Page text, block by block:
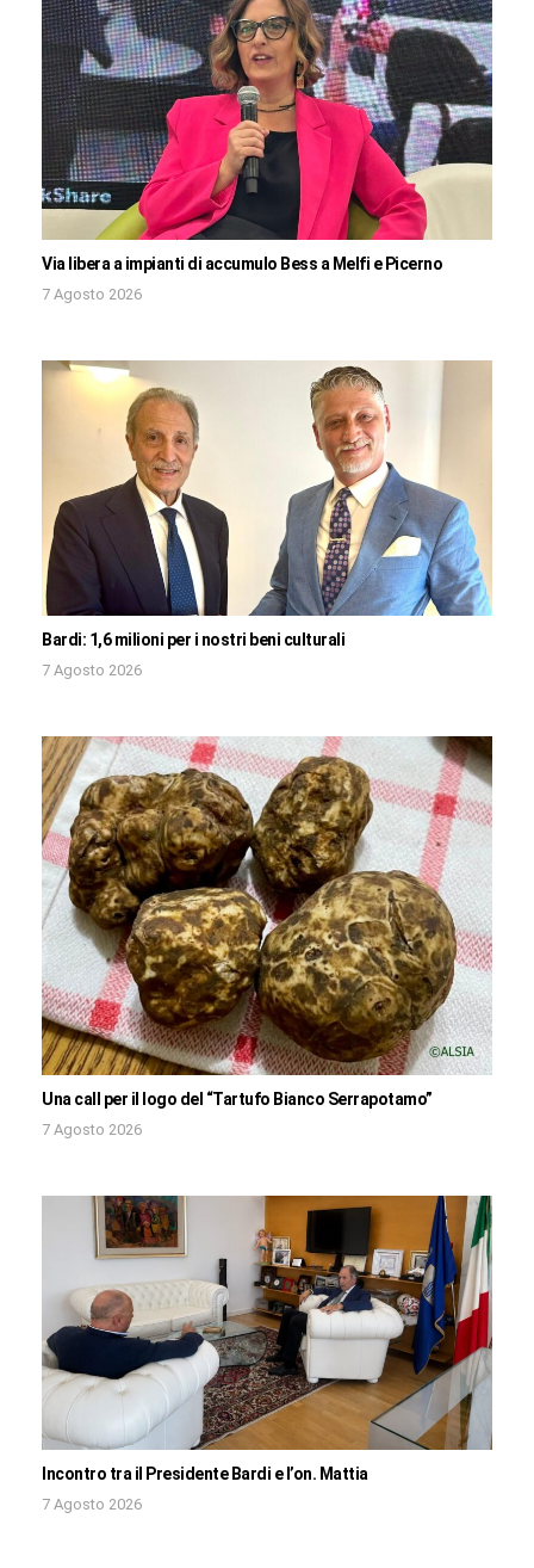
Via libera a impianti di accumulo Bess a Melfi e Picerno
7 Agosto 2026
Bardi: 1,6 milioni per i nostri beni culturali
7 Agosto 2026
Una call per il logo del “Tartufo Bianco Serrapotamo”
7 Agosto 2026
Incontro tra il Presidente Bardi e l’on. Mattia
7 Agosto 2026